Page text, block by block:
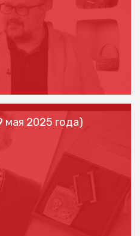
мая 2025 года)